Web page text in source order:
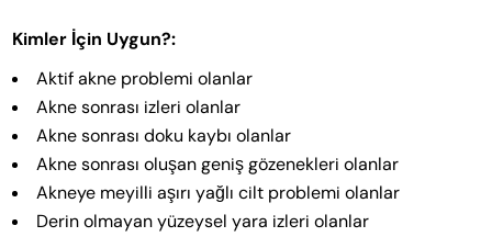
Kimler İçin Uygun?:
Aktif akne problemi olanlar
Akne sonrası izleri olanlar
Akne sonrası doku kaybı olanlar
Akne sonrası oluşan geniş gözenekleri olanlar
Akneye meyilli aşırı yağlı cilt problemi olanlar
Derin olmayan yüzeysel yara izleri olanlar